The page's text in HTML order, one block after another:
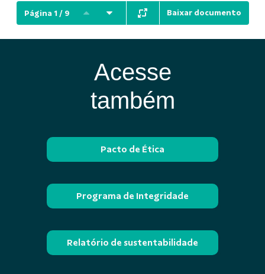
Página 1 / 9 Baixar documento
Acesse
também
Pacto de Ética
Programa de Integridade
Relatório de sustentabilidade